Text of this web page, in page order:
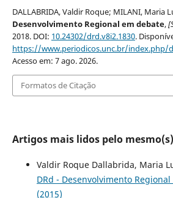
DALLABRIDA, Valdir Roque; MILANI, Maria
Desenvolvimento Regional em debate,
2018. DOI: 10.24302/drd.v8i2.1830.
https://www.periodicos.unc.br/index.php/
Acesso em: 7 ago. 2026.
Formatos de Citação
Artigos mais lidos pelo
Valdir Roque Dallabrida, Maria
DRd - Desenvolvimento
(2015)